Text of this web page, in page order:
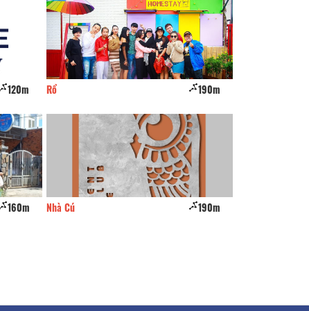
120m
160m
Rổ 190m
Nhà Cú 190m